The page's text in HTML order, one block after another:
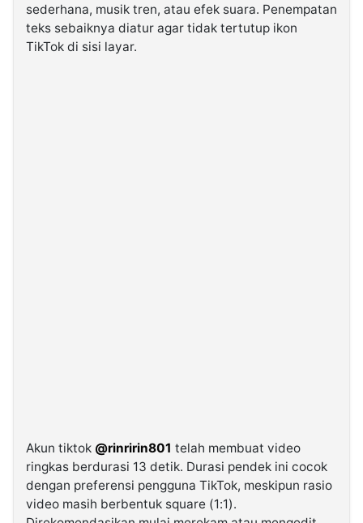
sederhana, musik tren, atau efek suara. Penempatan
teks sebaiknya diatur agar tidak tertutup ikon
TikTok di sisi layar.
Akun tiktok @rinririn801 telah membuat video
ringkas berdurasi 13 detik. Durasi pendek ini cocok
dengan preferensi pengguna TikTok, meskipun rasio
video masih berbentuk square (1:1).